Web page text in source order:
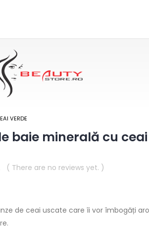
VERDE
baie minerală cu ceai
( There are no reviews yet. )
de ceai uscate care îi vor îmbogăți